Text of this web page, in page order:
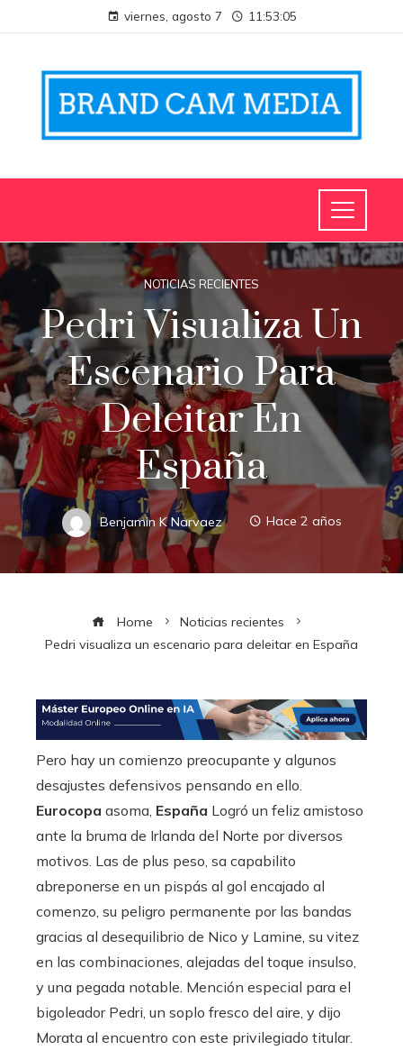
viernes, agosto 7 11:53:05
NOTICIAS RECIENTES
Pedri Visualiza Un
Escenario Para
Deleitar En
España
Benjamin K Narvaez Hace 2 años
Home
Noticias recientes
Pedri visualiza un escenario para deleitar en España
Pero hay un comienzo preocupante y algunos
desajustes defensivos pensando en ello.
Eurocopa asoma, España Logró un feliz amistoso
ante la bruma de Irlanda del Norte por diversos
motivos. Las de plus peso, sa capabilito
abreponerse en un pispás al gol encajado al
comenzo, su peligro permanente por las bandas
gracias al desequilibrio de Nico y Lamine, su vitez
en las combinaciones, alejadas del toque insulso,
y una pegada notable. Mención especial para el
bigoleador Pedri, un soplo fresco del aire, y dijo
Morata al encuentro con este privilegiado titular.